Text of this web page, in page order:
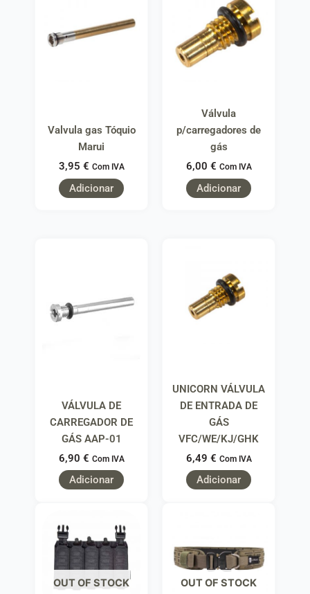
Valvula gas Tóquio
Marui
3,95 € Com IVA
Adicionar
Válvula
p/carregadores de
gás
6,00 € Com IVA
Adicionar
VÁLVULA DE
CARREGADOR DE
GÁS AAP-01
6,90 € Com IVA
Adicionar
UNICORN VÁLVULA
DE ENTRADA DE
GÁS
VFC/WE/KJ/GHK
6,49 € Com IVA
Adicionar
OUT OF STOCK OUT OF STOCK